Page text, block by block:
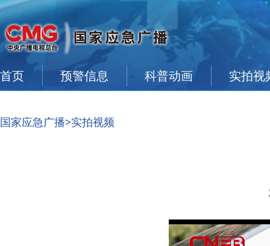
首页 预警信息 科普动画 实拍视
国家应急广播>实拍视频